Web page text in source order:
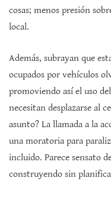
cosas; menos presión
local.
Además, subrayan que
ocupados por vehículos
promoviendo así el uso
necesitan desplazarse al
asunto? La llamada a la
una moratoria para
incluido. Parece sensato
construyendo sin